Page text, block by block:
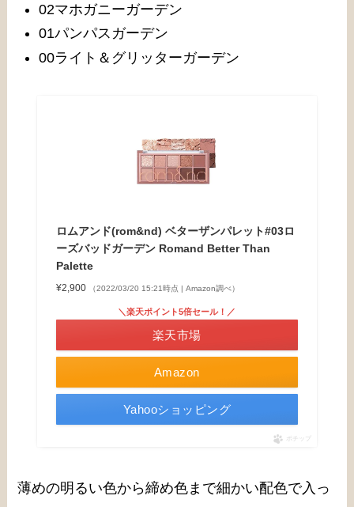
02マホガニーガーデン
01パンパスガーデン
00ライト＆グリッターガーデン
ロムアンド(rom&nd) ベターザンパレット#03ロ
ーズバッドガーデン Romand Better Than
Palette
¥2,900 （2022/03/20 15:21時点 | Amazon調べ）
Amazon
＼楽天ポイント5倍セール！／
楽天市場
Yahooショッピング
ポチップ
薄めの明るい色から締め色まで細かい配色で入っ